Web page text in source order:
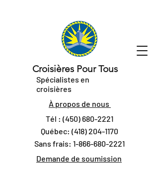
Croisières Pour Tous
Spécialistes en
croisières
À propos de nous
Tél : (450) 680-2221
Québec: (418) 204-1170
Sans frais: 1-866-680-2221
Demande de soumission